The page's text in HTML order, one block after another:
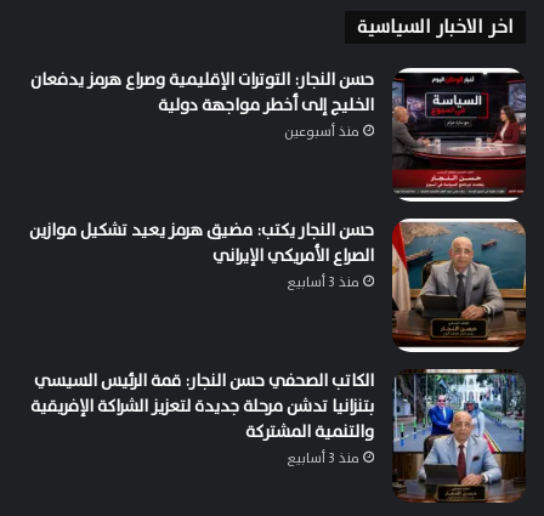
اخر الاخبار السياسية
حسن النجار: التوترات الإقليمية وصراع هرمز يدفعان
الخليج إلى أخطر مواجهة دولية
منذ أسبوعين
حسن النجار يكتب: مضيق هرمز يعيد تشكيل موازين
الصراع الأمريكي الإيراني
منذ 3 أسابيع
الكاتب الصحفي حسن النجار: قمة الرئيس السيسي
بتنزانيا تدشن مرحلة جديدة لتعزيز الشراكة الإفريقية
والتنمية المشتركة
منذ 3 أسابيع